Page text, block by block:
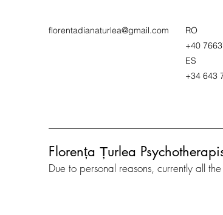
florentadianaturlea@gmail.com
RO
+40
ES
+34 643
Florența Țurlea
Due to personal reasons, currently all